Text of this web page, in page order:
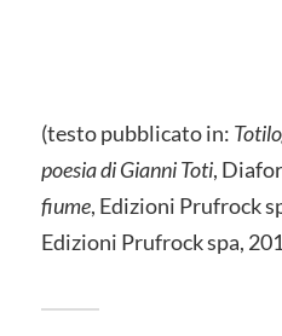
(testo pubblicato in:
poesia di Gianni Toti,
fiume, Edizioni Prufrock
Edizioni Prufrock spa,